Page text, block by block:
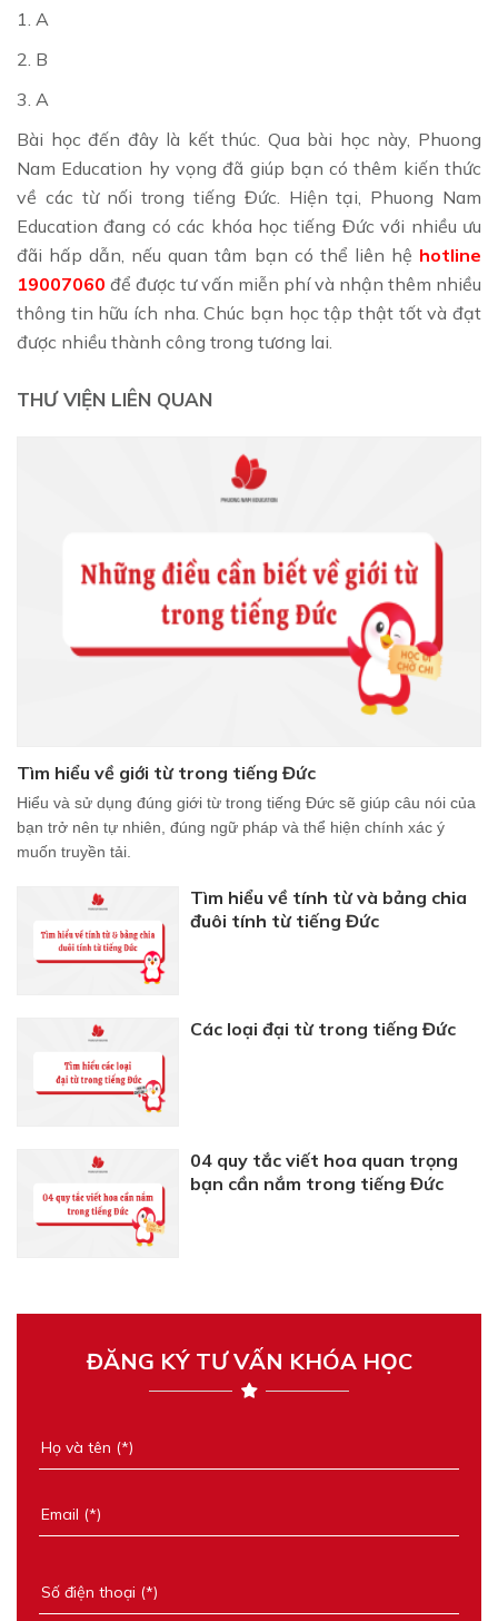
1. A
2. B
3. A
Bài học đến đây là kết thúc. Qua bài học này, Phuong
Nam Education hy vọng đã giúp bạn có thêm kiến thức
về các từ nối trong tiếng Đức. Hiện tại, Phuong Nam
Education đang có các khóa học tiếng Đức với nhiều ưu
đãi hấp dẫn, nếu quan tâm bạn có thể liên hệ hotline
19007060 để được tư vấn miễn phí và nhận thêm nhiều
thông tin hữu ích nha. Chúc bạn học tập thật tốt và đạt
được nhiều thành công trong tương lai.
THƯ VIỆN LIÊN QUAN
Tìm hiểu về giới từ trong tiếng Đức
Hiểu và sử dụng đúng giới từ trong tiếng Đức sẽ giúp câu nói của
bạn trở nên tự nhiên, đúng ngữ pháp và thể hiện chính xác ý
muốn truyền tải.
Tìm hiểu về tính từ và bảng chia
đuôi tính từ tiếng Đức
Các loại đại từ trong tiếng Đức
04 quy tắc viết hoa quan trọng
bạn cần nắm trong tiếng Đức
ĐĂNG KÝ TƯ VẤN KHÓA HỌC